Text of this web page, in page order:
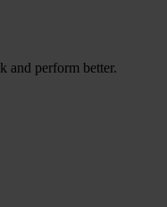
and perform better.